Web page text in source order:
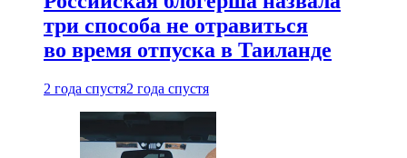
три способа не отравиться
во время отпуска в Таиланде
2 года спустя2 года спустя